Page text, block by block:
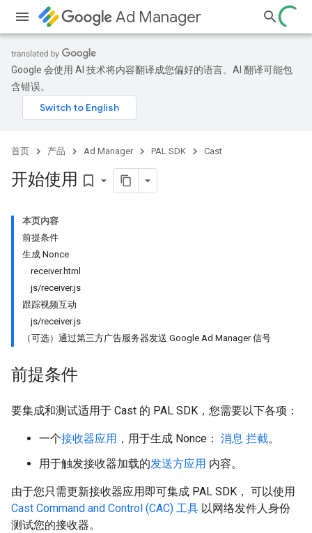
Ad Manager
Google 会使用 AI 技术将内容翻译成您偏好的语言。AI 翻译可能包
含错误。
首页 产品 Ad Manager PAL SDK Cast
开始使用 bookmark_border
本页内容
前提条件
生成 Nonce
receiver.html
js/receiver.js
跟踪视频互动
js/receiver.js
（可选）通过第三方广告服务器发送 Google Ad Manager 信号
前提条件
要集成和测试适用于 Cast 的 PAL SDK，您需要以下各项：
一个接收器应用 ，用于生成 Nonce： 消息 拦截。
用于触发接收器加载的发送方应用 内容。
由于您只需更新接收器应用即可集成 PAL SDK， 可以使用
Cast Command and Control (CAC) 工具 以网络发件人身份
测试您的接收器。